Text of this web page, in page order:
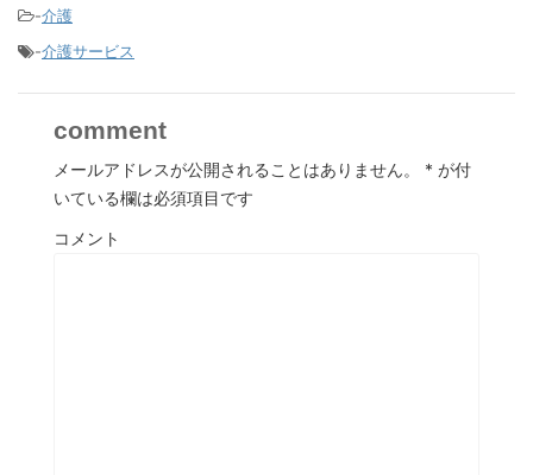
-介護
-介護サービス
comment
メールアドレスが公開されることはありません。 * が付
いている欄は必須項目です
コメント